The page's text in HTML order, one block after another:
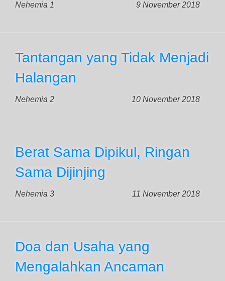
Nehemia 1 9 November 2018
Tantangan yang Tidak Menjadi
Halangan
Nehemia 2 10 November 2018
Berat Sama Dipikul, Ringan
Sama Dijinjing
Nehemia 3 11 November 2018
Doa dan Usaha yang
Mengalahkan Ancaman